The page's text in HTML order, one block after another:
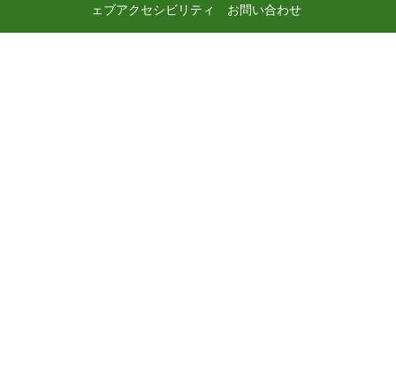
ェブアクセシビリティ
お問い合わせ